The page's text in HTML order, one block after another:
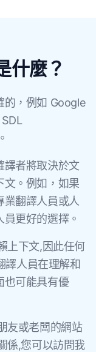
什麼？
的，例如 Google
譯者將取決於文
文。例如，如果
業翻譯人員或人
更好的選擇。
上下文,因此任何
譯人員在理解和
也可能具有優
友或老闆的網站
係,您可以訪問我